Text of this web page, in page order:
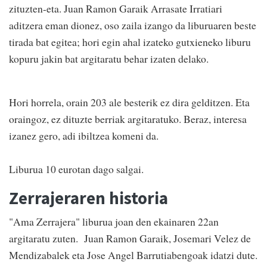
zituzten-eta. Juan Ramon Garaik Arrasate Irratiari
aditzera eman dionez, oso zaila izango da liburuaren beste
tirada bat egitea; hori egin ahal izateko gutxieneko liburu
kopuru jakin bat argitaratu behar izaten delako.
Hori horrela, orain 203 ale besterik ez dira gelditzen. Eta
oraingoz, ez dituzte berriak argitaratuko. Beraz, interesa
izanez gero, adi ibiltzea komeni da.
Liburua 10 eurotan dago salgai.
Zerrajeraren historia
"Ama Zerrajera" liburua joan den ekainaren 22an
argitaratu zuten. Juan Ramon Garaik, Josemari Velez de
Mendizabalek eta Jose Angel Barrutiabengoak idatzi dute.